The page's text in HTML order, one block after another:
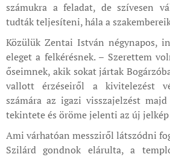
számukra a feladat, de szívesen
tudták teljesíteni, hála a
Közülük Zentai István négynapos,
eleget a felkérésnek. – Szerettem
őseimnek, akik sokat jártak
vallott érzéseiről a kivitelezést
számára az igazi visszajelzést
tekintete és öröme jelenti az új
Ami várhatóan messziről látszódni
Szilárd gondnok elárulta, a